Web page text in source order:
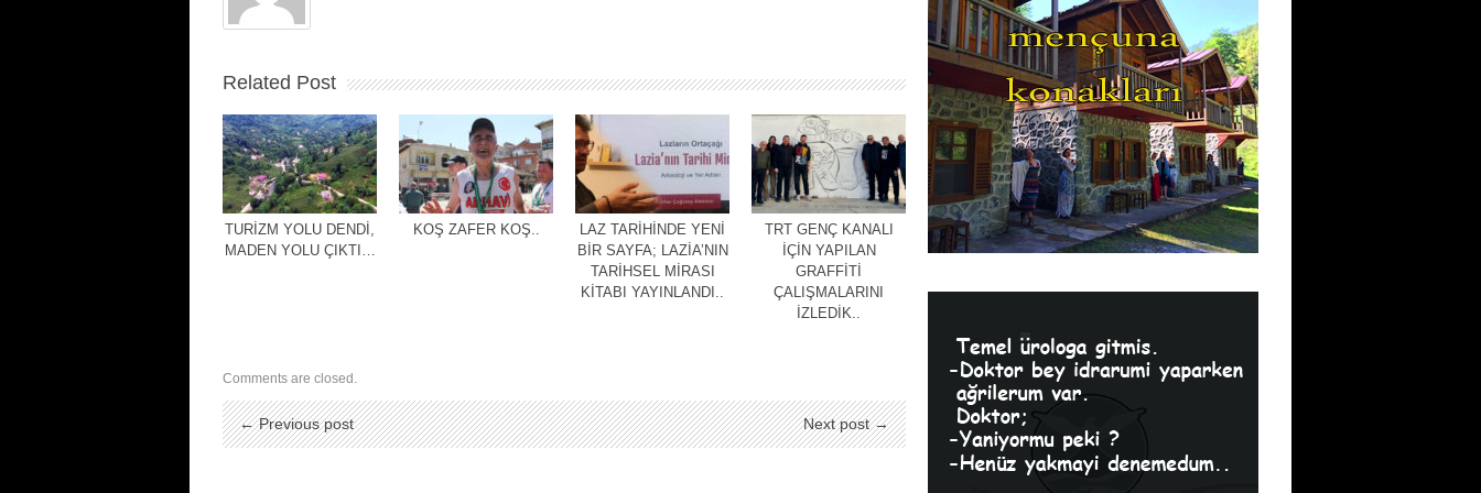
Related Post
TURİZM YOLU DENDİ,
MADEN YOLU ÇIKTI…
KOŞ ZAFER KOŞ..
LAZ TARİHİNDE YENİ
BİR SAYFA; LAZİA’NIN
TARİHSEL MİRASI
KİTABI YAYINLANDI..
TRT GENÇ KANALI
İÇİN YAPILAN
GRAFFİTİ
ÇALIŞMALARINI
İZLEDİK..
Comments are closed.
← Previous post Next post →